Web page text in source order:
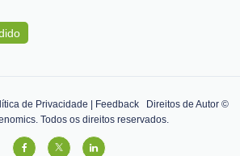
de Privacidade Feedback Direitos de Autor ©
Todos os direitos reservados.